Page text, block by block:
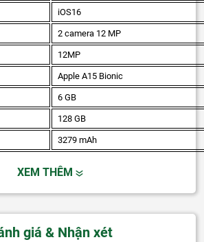
iOS16
2 camera 12 MP
12MP
Apple A15 Bionic
6 GB
128 GB
3279 mAh
XEM THÊM
giá & Nhận xét